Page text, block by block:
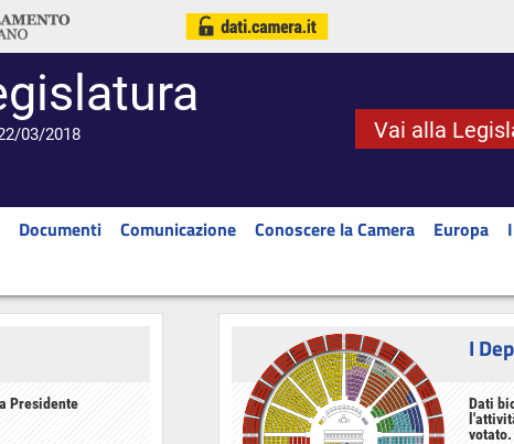
03/2018 Vai alla
Documenti Comunicazione Conoscere la Camera Europa
Presidente
I
Dati
votato.